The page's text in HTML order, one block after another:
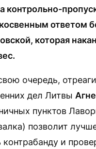
контрольно-
ответом
которая
очередь,
дел Литвы
пунктов
позволит
контрабанду и